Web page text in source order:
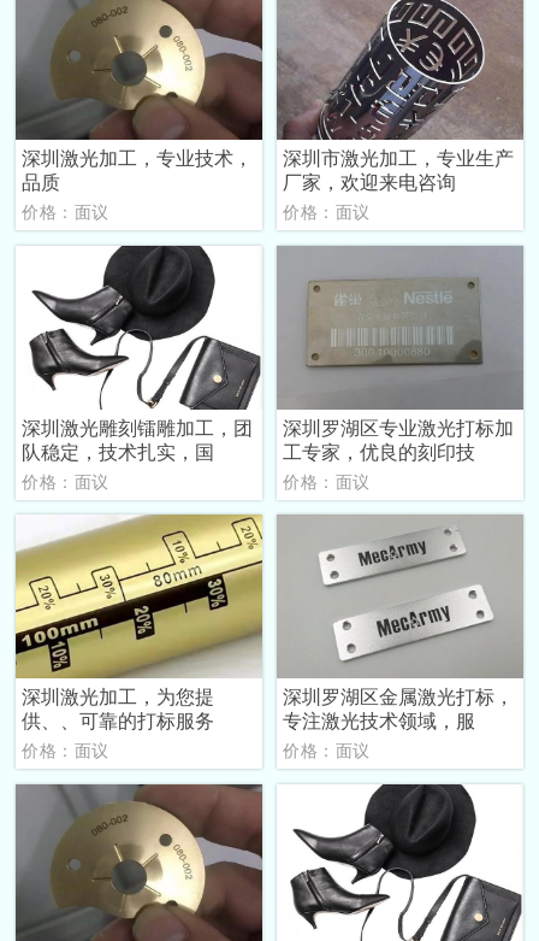
深圳激光加工，专业技术，
品质
价格：面议
深圳市激光加工，专业生产
厂家，欢迎来电咨询
价格：面议
深圳激光雕刻镭雕加工，团
队稳定，技术扎实，国
价格：面议
深圳罗湖区专业激光打标加
工专家，优良的刻印技
价格：面议
深圳激光加工，为您提
供、、可靠的打标服务
价格：面议
深圳罗湖区金属激光打标，
专注激光技术领域，服
价格：面议